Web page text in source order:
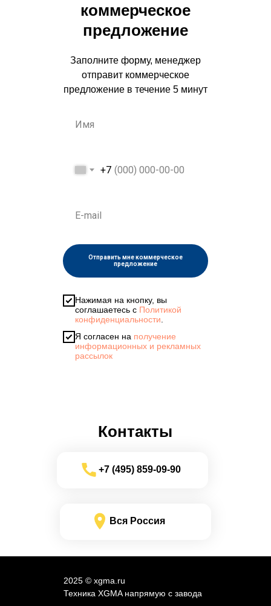
коммерческое
предложение
Заполните форму, менеджер
отправит коммерческое
предложение в течение 5 минут
+7
Отправить мне коммерческое
предложение
Нажимая на кнопку, вы
соглашаетесь с Политикой
конфиденциальности
Я согласен на получение
информационных и рекламных
рассылок
Контакты
Вся Россия
+7 (495) 859-09-90
2025 © xgma.ru
Техника XGMA напрямую с завода